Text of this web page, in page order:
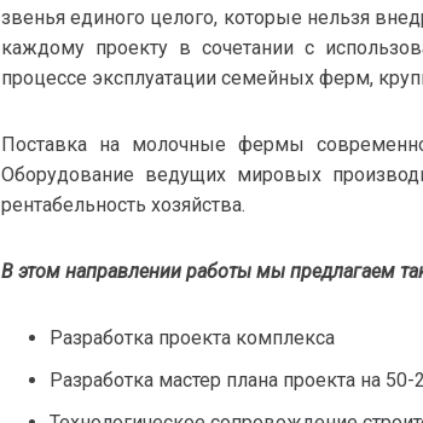
звенья единого целого, которые нельзя
каждому проекту в сочетании с
процессе эксплуатации семейных ферм,
Поставка на молочные фермы
Оборудование ведущих мировых
рентабельность хозяйства.
В этом направлении работы мы предлагаем
Разработка проекта комплекса
Разработка мастер плана проекта на 50-